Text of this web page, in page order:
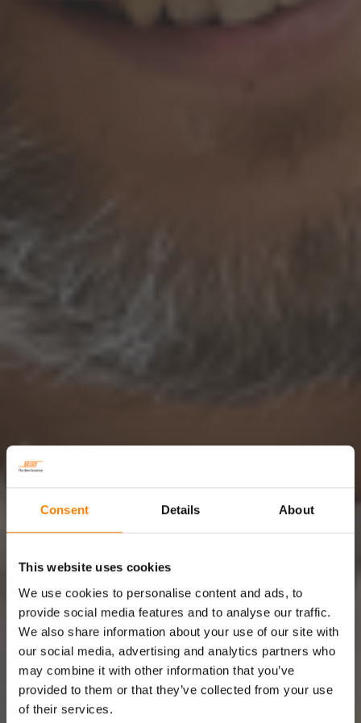
Consent Details About
This website uses cookies
We use cookies to personalise content and ads, to
provide social media features and to analyse our traffic.
We also share information about your use of our site with
our social media, advertising and analytics partners who
may combine it with other information that you’ve
provided to them or that they’ve collected from your use
of their services.
KABELS OP MAAT
Naast het uitgebreide assortiment standaard kabel,
levert TBS op maat geproduceerde kabels afgestemd